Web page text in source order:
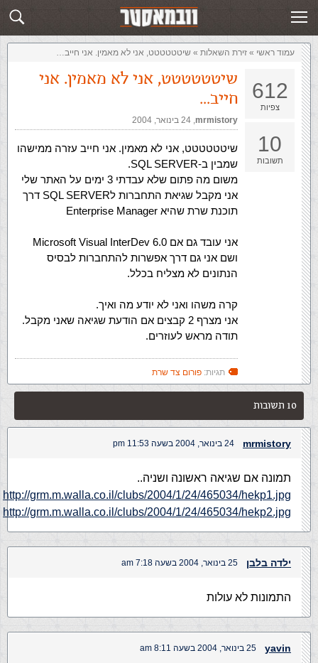
שלח תשובה זירת השאלות
עמוד ראשי » ‏זירת השאלות‏ » שיטטטטטט, אני לא מאמין. אני חייב…
612
צפיות
10
תשובות
שיטטטטטט, אני לא מאמין. אני
חייב…
mrmistory
,‏ 24 בינואר, 2004
שיטטטטטט, אני לא מאמין. אני חייב עזרה ממישהו
שמבין ב-SQL SERVER.
משום מה פתום שלא עבדתי 3 ימים על האתר שלי
אני מקבל שגיאת התחברות לSQL SERVER דרך
תוכנת שרת שהיא Enterprise Manager
אני עובד גם אם Microsoft Visual InterDev 6.0
ושם אני גם דרך אפשרות להתחברות לבסיס
הנתונים לא מצליח בכלל.
קרה משהו ואני לא יודע מה ואיך.
אני מצרף 2 קבצים אם הודעת שגיאה שאני מקבל.
תודה מראש לעוזרים.
תגיות: פורום צד שרת
10 תשובות
mrmistory 24 בינואר, 2004 בשעה 11:53 pm
תמונה אם שגיאה ראשונה ושניה..
http://grm.m.walla.co.il/clubs/2004/1/24/465034/hekp1.jpg
http://grm.m.walla.co.il/clubs/2004/1/24/465034/hekp2.jpg
ילדה בלבן 25 בינואר, 2004 בשעה 7:18 am
התמונות לא עולות
yavin 25 בינואר, 2004 בשעה 8:11 am